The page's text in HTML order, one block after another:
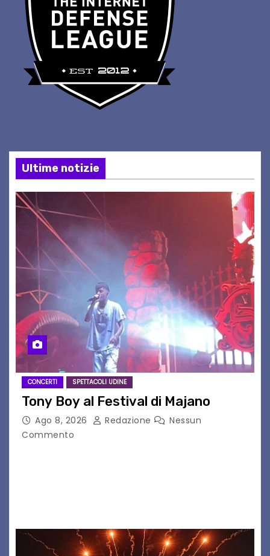
Ultime notizie
CONCERTI SPETTACOLI UDINE
Tony Boy al Festival di Majano
Ago 8, 2026 Redazione
Nessun
Commento